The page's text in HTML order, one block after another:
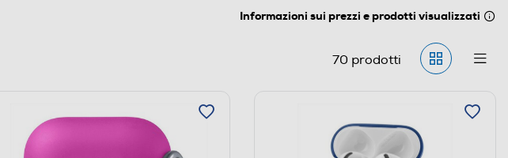
Informazioni sui prezzi e prodotti visualizzati
70 prodotti